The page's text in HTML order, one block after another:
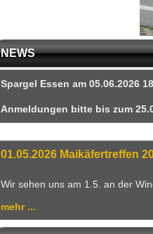
NEWS
Spargel Essen am 05.06.2026
Anmeldungen bitte bis zum
01.05.2026 Maikäfertreffen
Wir sehen uns am 1.5. an der
mehr ...